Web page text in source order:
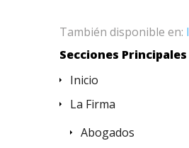
También disponible en:
Secciones Principales
Inicio
La Firma
Abogados